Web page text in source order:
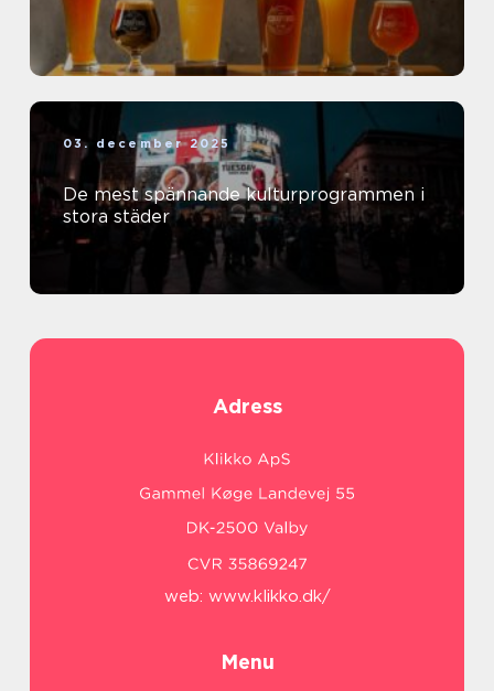
03. december 2025
De mest spännande kulturprogrammen i
stora städer
Adress
web: www.klikko.dk/
Menu